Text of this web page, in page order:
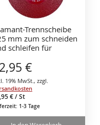
Trennscheibe
mm zum schneiden
schleifen für
& Dekton
Premium-Klinge
€
19% MwSt., zzgl.
€/ St
1-3 Tage